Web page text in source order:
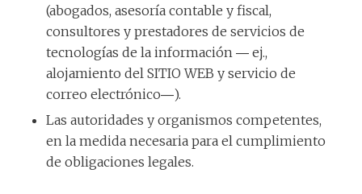
(abogados, asesoría contable y fiscal,
consultores y prestadores de servicios de
tecnologías de la información ― ej.,
alojamiento del SITIO WEB y servicio de
correo electrónico―).
Las autoridades y organismos competentes,
en la medida necesaria para el cumplimiento
de obligaciones legales.